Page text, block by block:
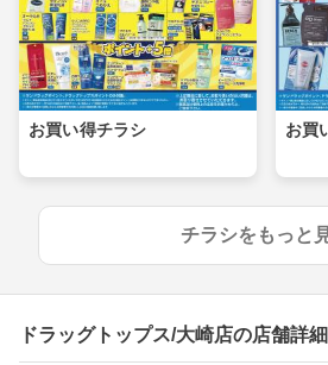
お買い得チラシ お買
チラシをもっと
ドラッグトップス/大崎店の店舗詳細